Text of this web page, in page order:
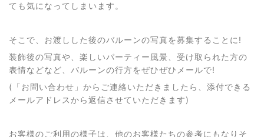
ても気になってしまいます。
そこで、お渡しした後のバルーンの写真を募集することに!
装飾後の写真や、楽しいパーティー風景、受け取られた方の
表情などなど、バルーンの行方をぜひぜひメールで!
(「お問い合わせ」からご連絡いただきましたら、添付できる
メールアドレスから返信させていただきます)
お客様のご利用の様子は、他のお客様たちの参考にもなりそ